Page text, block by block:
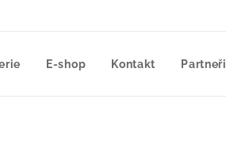
E-shop Kontakt Partneři